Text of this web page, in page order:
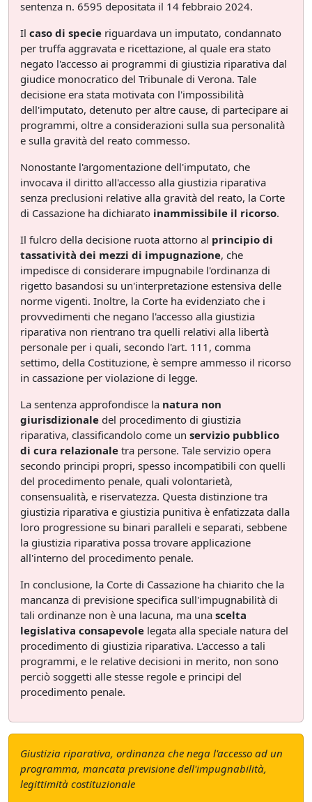
sentenza n. 6595 depositata il 14 febbraio 2024.
Il caso di specie riguardava un imputato, condannato
per truffa aggravata e ricettazione, al quale era stato
negato l'accesso ai programmi di giustizia riparativa dal
giudice monocratico del Tribunale di Verona. Tale
decisione era stata motivata con l'impossibilità
dell'imputato, detenuto per altre cause, di partecipare ai
programmi, oltre a considerazioni sulla sua personalità
e sulla gravità del reato commesso.
Nonostante l'argomentazione dell'imputato, che
invocava il diritto all'accesso alla giustizia riparativa
senza preclusioni relative alla gravità del reato, la Corte
di Cassazione ha dichiarato inammissibile il ricorso.
Il fulcro della decisione ruota attorno al principio di
tassatività dei mezzi di impugnazione, che
impedisce di considerare impugnabile l'ordinanza di
rigetto basandosi su un'interpretazione estensiva delle
norme vigenti. Inoltre, la Corte ha evidenziato che i
provvedimenti che negano l'accesso alla giustizia
riparativa non rientrano tra quelli relativi alla libertà
personale per i quali, secondo l'art. 111, comma
settimo, della Costituzione, è sempre ammesso il ricorso
in cassazione per violazione di legge.
La sentenza approfondisce la natura non
giurisdizionale del procedimento di giustizia
riparativa, classificandolo come un servizio pubblico
di cura relazionale tra persone. Tale servizio opera
secondo principi propri, spesso incompatibili con quelli
del procedimento penale, quali volontarietà,
consensualità, e riservatezza. Questa distinzione tra
giustizia riparativa e giustizia punitiva è enfatizzata dalla
loro progressione su binari paralleli e separati, sebbene
la giustizia riparativa possa trovare applicazione
all'interno del procedimento penale.
In conclusione, la Corte di Cassazione ha chiarito che la
mancanza di previsione specifica sull'impugnabilità di
tali ordinanze non è una lacuna, ma una scelta
legislativa consapevole legata alla speciale natura del
procedimento di giustizia riparativa. L'accesso a tali
programmi, e le relative decisioni in merito, non sono
perciò soggetti alle stesse regole e principi del
procedimento penale.
Giustizia riparativa, ordinanza che nega l'accesso ad un
programma, mancata previsione dell'impugnabilità,
legittimità costituzionale